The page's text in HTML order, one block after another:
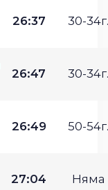
26:37 30-34г.
26:47 30-34г.
26:49 50-54г.
27:04 Няма